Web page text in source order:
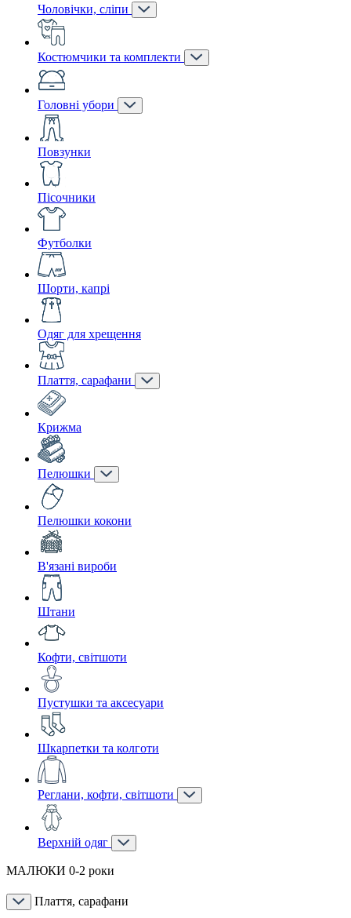
Чоловічки, сліпи
Костюмчики та комплекти
Головні убори
Повзунки
Пісочники
Футболки
Шорти, капрі
Одяг для хрещення
Плаття, сарафани
Крижма
Пелюшки
Пелюшки кокони
В'язані вироби
Штани
Кофти, світшоти
Пустушки та аксесуари
Шкарпетки та колготи
Реглани, кофти, світшоти
Верхній одяг
МАЛЮКИ 0-2 роки
Плаття, сарафани